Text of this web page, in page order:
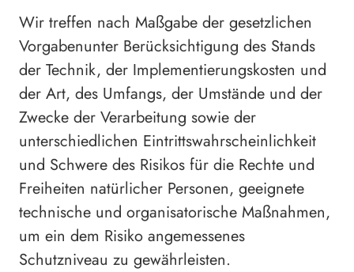
Wir treffen nach Maßgabe der gesetzlichen
Vorgabenunter Berücksichtigung des Stands
der Technik, der Implementierungskosten und
der Art, des Umfangs, der Umstände und der
Zwecke der Verarbeitung sowie der
unterschiedlichen Eintrittswahrscheinlichkeit
und Schwere des Risikos für die Rechte und
Freiheiten natürlicher Personen, geeignete
technische und organisatorische Maßnahmen,
um ein dem Risiko angemessenes
Schutzniveau zu gewährleisten.